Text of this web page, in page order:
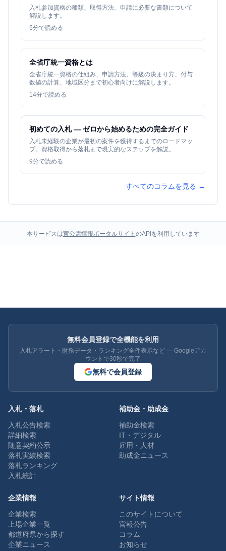
入札参加資格の種類、取得方法、申請に必要な書類について
解説します。
5分で読める
全省庁統一資格とは
全省庁統一資格の仕組み、申請方法、等級の決まり方、付与
数値の計算、地域区分まで初心者向けに解説します。
14分で読める
初めての入札 — ゼロから始めるための完全ガイド
入札未経験の企業が最初の案件を獲得するまでのロードマッ
プ。資格取得から落札まで現実的なステップを解説。
9分で読める
すべてのコラムを見る →
本サービスは官公需情報ポータルサイト のAPIを利用しています
無料会員登録で全機能を利用
入札アラート・財務データ・ランキング全件表示など — Googleアカ
ウントで30秒で完了
無料で会員登録
入札・落札
入札公告検索
詳細検索
随意契約公示
落札実績検索
落札ランキング
入札統計
補助金・助成金
補助金検索
IT・デジタル
雇用・人材
助成金ニュース
企業情報
企業検索
上場企業一覧
都道府県から探す
企業ニュース
サイト情報
このサイトについて
官報公告
コラム
お知らせ